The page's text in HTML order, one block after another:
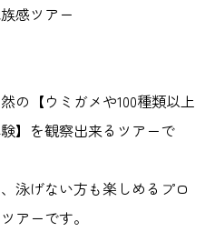
感ツアー
の【ウミガメや100種類以上
】を観察出来るツアーで
泳げない方も楽しめるプロ
アーです。